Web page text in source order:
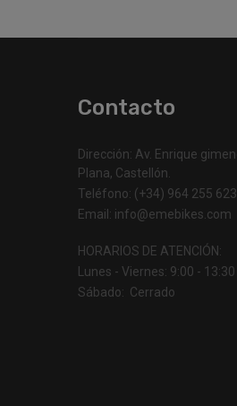
Contacto
Dirección: Av. Enrique
Plana, Castellón.
Teléfono: (+34) 964 255 623
Email: info@emebikes.com
HORARIOS DE ATENCIÓN:
Lunes - Viernes: 9:00 -
Sábado: Cerrado